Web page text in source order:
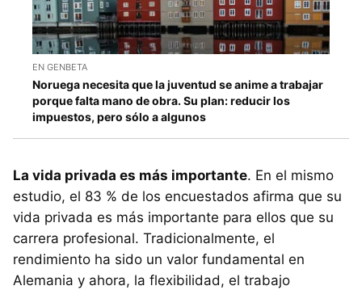
EN GENBETA
Noruega necesita que la juventud se anime a trabajar
porque falta mano de obra. Su plan: reducir los
impuestos, pero sólo a algunos
La vida privada es más importante. En el mismo
estudio, el 83 % de los encuestados afirma que su
vida privada es más importante para ellos que su
carrera profesional. Tradicionalmente, el
rendimiento ha sido un valor fundamental en
Alemania y ahora, la flexibilidad, el trabajo